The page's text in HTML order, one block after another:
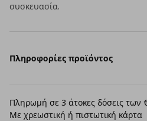
συσκευασία.
Πληροφορίες προϊόντος
Πληρωμή σε 3 άτοκες δόσεις των
Με χρεωστική ή πιστωτική κάρτα